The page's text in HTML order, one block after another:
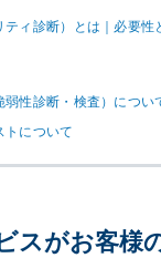
ティ診断）とは｜必要性
性診断・検査）につい
トについて
スがお客様